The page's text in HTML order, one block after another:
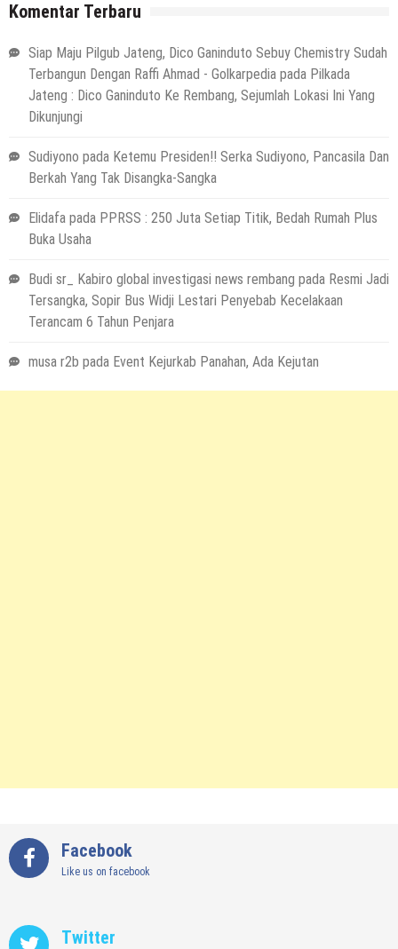
Komentar Terbaru
Siap Maju Pilgub Jateng, Dico Ganinduto Sebuy Chemistry Sudah
Terbangun Dengan Raffi Ahmad - Golkarpedia pada Pilkada
Jateng : Dico Ganinduto Ke Rembang, Sejumlah Lokasi Ini Yang
Dikunjungi
Sudiyono pada Ketemu Presiden!! Serka Sudiyono, Pancasila Dan
Berkah Yang Tak Disangka-Sangka
Elidafa pada PPRSS : 250 Juta Setiap Titik, Bedah Rumah Plus
Buka Usaha
Budi sr_ Kabiro global investigasi news rembang pada Resmi Jadi
Tersangka, Sopir Bus Widji Lestari Penyebab Kecelakaan
Terancam 6 Tahun Penjara
musa r2b pada Event Kejurkab Panahan, Ada Kejutan
Facebook
Like us on facebook
Twitter